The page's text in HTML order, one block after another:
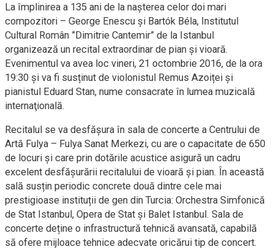
La împlinirea a 135 ani de la nașterea celor doi mari
compozitori – George Enescu și Bartók Béla, Institutul
Cultural Român ”Dimitrie Cantemir” de la Istanbul
organizează un recital extraordinar de pian şi vioară.
Evenimentul va avea loc vineri, 21 octombrie 2016, de la ora
19:30 și va fi susținut de violonistul Remus Azoiței și
pianistul Eduard Stan, nume consacrate în lumea muzicală
internaţională.
Recitalul se va desfășura în sala de concerte a Centrului de
Artă Fulya – Fulya Sanat Merkezi, cu are o capacitate de 650
de locuri și care prin dotările acustice asigură un cadru
excelent desfășurării recitalului de vioară și pian. În această
sală susțin periodic concrete două dintre cele mai
prestigioase instituții de gen din Turcia: Orchestra Simfonică
de Stat Istanbul, Opera de Stat și Balet Istanbul. Sala de
concerte deține o infrastructură tehnică avansată, capabilă
să ofere mijloace tehnice adecvate oricărui tip de concert.